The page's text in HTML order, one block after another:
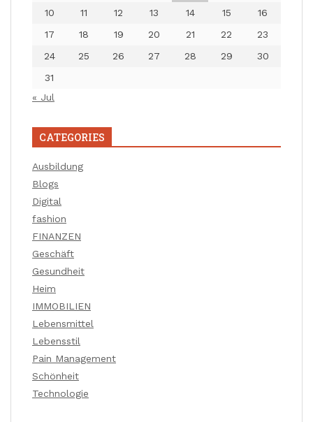
10
11 12 13 14 15
16
17
18 19 20 21 22
23
24
25 26 27 28 29
30
31
« Jul
CATEGORIES
Ausbildung
Blogs
Digital
fashion
FINANZEN
Geschäft
Gesundheit
Heim
IMMOBILIEN
Lebensmittel
Lebensstil
Pain Management
Schönheit
Technologie